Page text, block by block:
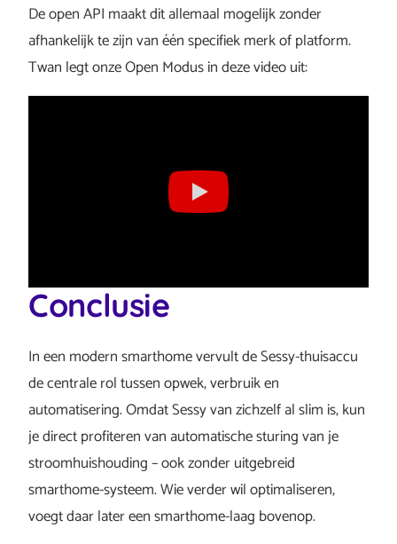
De open API maakt dit allemaal mogelijk zonder
afhankelijk te zijn van één specifiek merk of platform.
Twan legt onze Open Modus in deze video uit:
Conclusie
In een modern smarthome vervult de Sessy-thuisaccu
de centrale rol tussen opwek, verbruik en
automatisering. Omdat Sessy van zichzelf al slim is, kun
je direct profiteren van automatische sturing van je
stroomhuishouding – ook zonder uitgebreid
smarthome-systeem. Wie verder wil optimaliseren,
voegt daar later een smarthome-laag bovenop.